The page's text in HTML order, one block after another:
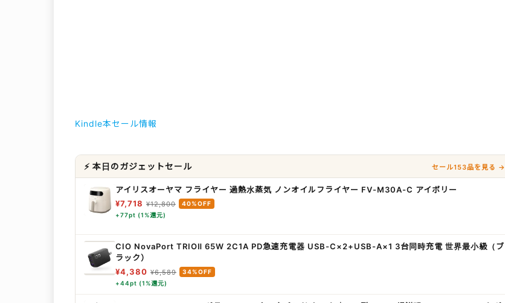
Kindle本セール情報
⚡ 本日のガジェットセール セール153品を見る →
アイリスオーヤマ フライヤー 過熱水蒸気 ノンオイルフライヤー FV-M30A-C アイボリー
¥7,718 ¥12,800
40%OFF
+77pt (1%還元)
CIO NovaPort TRIOⅡ 65W 2C1A PD急速充電器 USB-C×2+USB-A×1 3台同時充電 世界最小級（ブ
ラック）
¥4,380 ¥6,589
34%OFF
+44pt (1%還元)